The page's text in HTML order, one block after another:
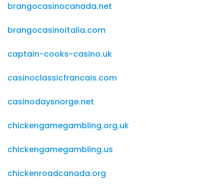
brangocasinocanada.net
brangocasinoitalia.com
captain-cooks-casino.uk
casinoclassicfrancais.com
casinodaysnorge.net
chickengamegambling.org.uk
chickengamegambling.us
chickenroadcanada.org